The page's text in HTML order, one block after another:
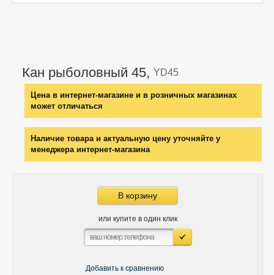
Кан рыболовный 45, YD45
Цена в интернет-магазине и в розничных магазинах
может отличаться
Наличие товара и актуальную цену уточняйте у
менеджера интернет-магазина
В корзину
или купите в один клик
Добавить к сравнению